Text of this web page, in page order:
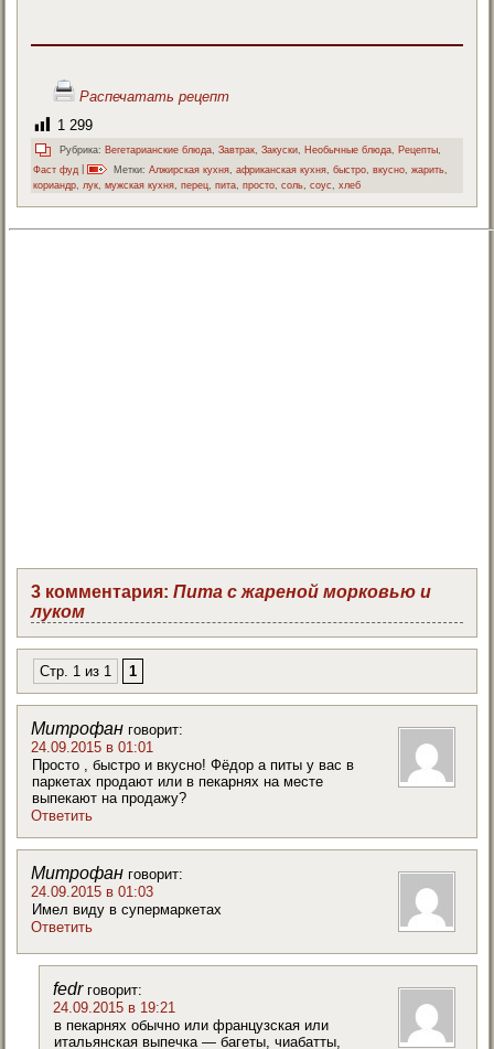
Распечатать рецепт
1 299
Рубрика: Вегетарианские блюда ,Завтрак ,Закуски Необычные блюда Рецепты
Фаст фуд
Метки: Алжирская кухня ,африканская кухня ,быстро ,вкусно ,жарить
кориандр,лук,мужская кухня,перец,пита,просто,соль,соус,хлеб
3 комментария:Пита с жареной морковью и
луком
Стр. 1 из 1 1
Митрофан говорит:
24.09.2015 в 01:01
Просто , быстро и вкусно! Фёдор а питы у вас в
паркетах продают или в пекарнях на месте
выпекают на продажу?
Ответить
Митрофан говорит:
24.09.2015 в 01:03
Имел виду в супермаркетах
Ответить
fedr говорит:
24.09.2015 в 19:21
в пекарнях обычно или французская или
итальянская выпечка — багеты, чиабатты,